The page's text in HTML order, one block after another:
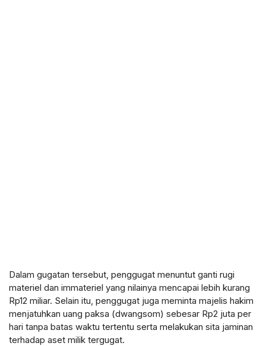
Dalam gugatan tersebut, penggugat menuntut ganti rugi
materiel dan immateriel yang nilainya mencapai lebih kurang
Rp12 miliar. Selain itu, penggugat juga meminta majelis hakim
menjatuhkan uang paksa (dwangsom) sebesar Rp2 juta per
hari tanpa batas waktu tertentu serta melakukan sita jaminan
terhadap aset milik tergugat.